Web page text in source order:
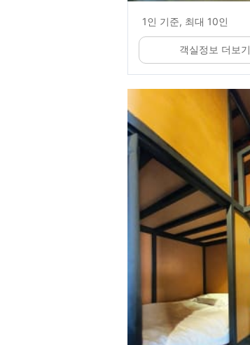
1인 기준, 최대 10인
객실정보 더보기